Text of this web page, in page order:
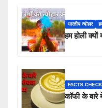
भारतीय त्योहार
हम होली क्यों
FACTS
कॉफी के बारे